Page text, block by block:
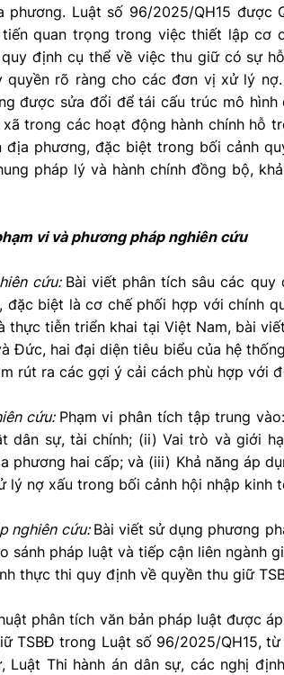
phương. Luật số 96/2025/QH15 được
quan trọng trong việc thiết lập cơ
định cụ thể về việc thu giữ có sự
quyền rõ ràng cho các đơn vị xử lý
được sửa đổi để tái cấu trúc mô
xã trong các hoạt động hành chính hỗ
địa phương, đặc biệt trong bối cảnh
pháp lý và hành chính đồng bộ,
vi và phương pháp nghiên cứu
cứu: Bài viết phân tích sâu các
đặc biệt là cơ chế phối hợp với chính
thực tiễn triển khai tại Việt Nam, bài
Đức, hai đại diện tiêu biểu của hệ
rút ra các gợi ý cải cách phù hợp với
cứu: Phạm vi phân tích tập trung
dân sự, tài chính; (ii) Vai trò và giới
phương hai cấp; và (iii) Khả năng áp
lý nợ xấu trong bối cảnh hội nhập kinh
nghiên cứu:Bài viết sử dụng phương
sánh pháp luật và tiếp cận liên ngành
thực thi quy định về quyền thu giữ
phân tích văn bản pháp luật được
TSBĐ trong Luật số 96/2025/QH15,
Luật Thi hành án dân sự, các nghị